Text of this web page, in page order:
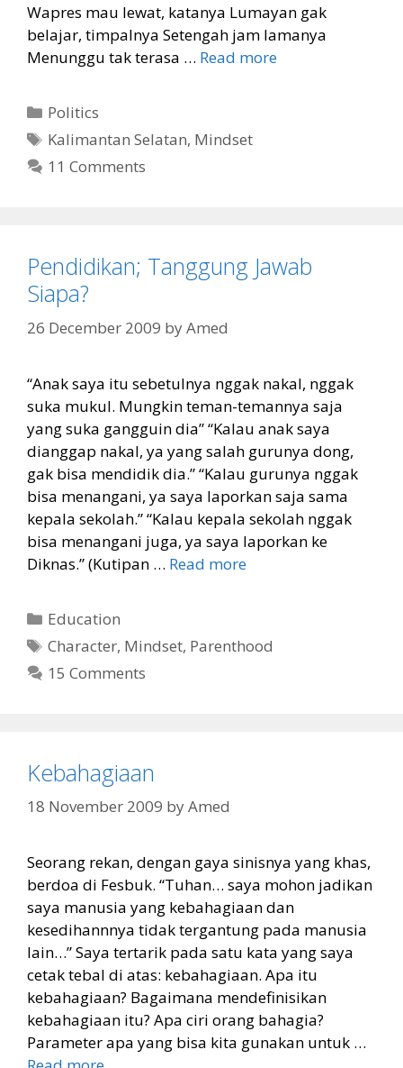
Wapres mau lewat, katanya Lumayan gak
belajar, timpalnya Setengah jam lamanya
Menunggu tak terasa … Read more
Categories
Politics
Tags
Kalimantan Selatan, Mindset
11 Comments
Pendidikan; Tanggung Jawab
Siapa?
26 December 2009 byAmed
“Anak saya itu sebetulnya nggak nakal, nggak
suka mukul. Mungkin teman-temannya saja
yang suka gangguin dia” “Kalau anak saya
dianggap nakal, ya yang salah gurunya dong,
gak bisa mendidik dia.” “Kalau gurunya nggak
bisa menangani, ya saya laporkan saja sama
kepala sekolah.” “Kalau kepala sekolah nggak
bisa menangani juga, ya saya laporkan ke
Diknas.” (Kutipan … Read more
Categories
Education
Tags
Character, Mindset, Parenthood
15 Comments
Kebahagiaan
18 November 2009 byAmed
Seorang rekan, dengan gaya sinisnya yang khas,
berdoa di Fesbuk. “Tuhan… saya mohon jadikan
saya manusia yang kebahagiaan dan
kesedihannnya tidak tergantung pada manusia
lain…” Saya tertarik pada satu kata yang saya
cetak tebal di atas: kebahagiaan. Apa itu
kebahagiaan? Bagaimana mendefinisikan
kebahagiaan itu? Apa ciri orang bahagia?
Parameter apa yang bisa kita gunakan untuk …